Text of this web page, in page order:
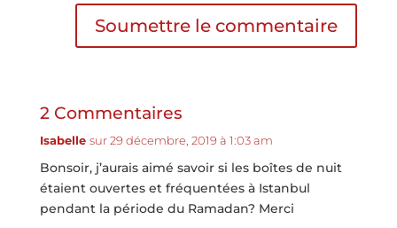
2 Commentaires
Isabelle sur 29 décembre, 2019 à 1:03 am
Bonsoir, j’aurais aimé savoir si les boîtes de nuit
étaient ouvertes et fréquentées à Istanbul
pendant la période du Ramadan? Merci
Soumettre le commentaire